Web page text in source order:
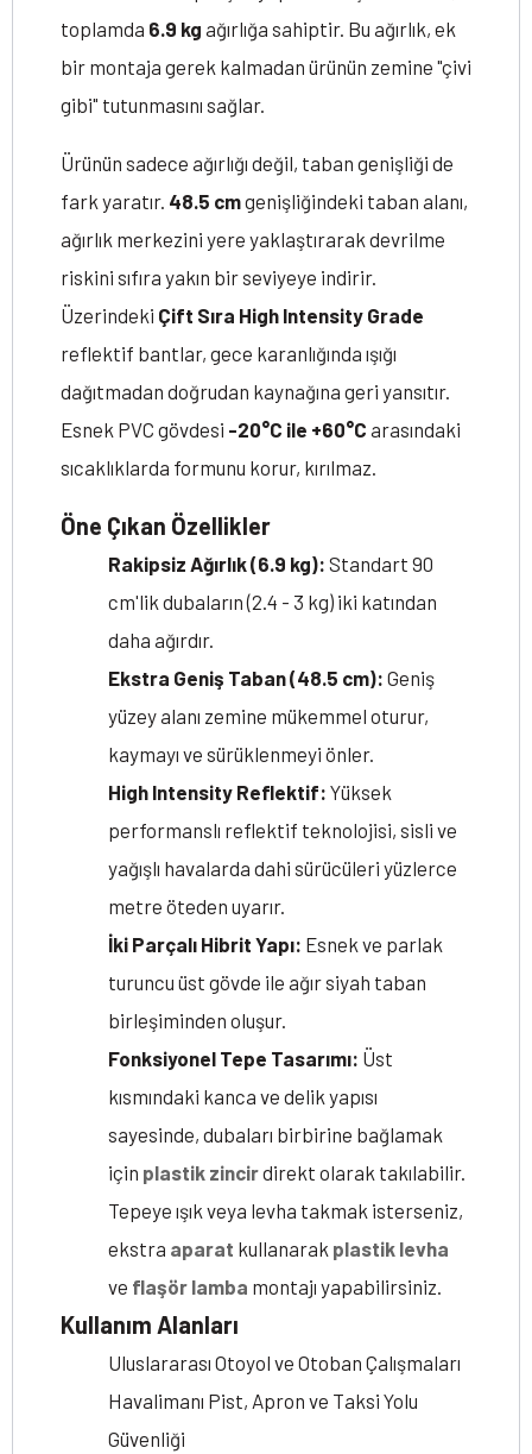
toplamda 6.9 kg ağırlığa sahiptir. Bu ağırlık, ek
bir montaja gerek kalmadan ürünün zemine "çivi
gibi" tutunmasını sağlar.
Ürünün sadece ağırlığı değil, taban genişliği de
fark yaratır. 48.5 cmgenişliğindeki taban alanı,
ağırlık merkezini yere yaklaştırarak devrilme
riskini sıfıra yakın bir seviyeye indirir.
Üzerindeki Çift Sıra High Intensity Grade
reflektif bantlar, gece karanlığında ışığı
dağıtmadan doğrudan kaynağına geri yansıtır.
Esnek PVC gövdesi -20°C ile +60°C arasındaki
sıcaklıklarda formunu korur, kırılmaz.
Öne Çıkan Özellikler
Rakipsiz Ağırlık (6.9 kg): Standart 90
cm'lik dubaların (2.4 - 3 kg) iki katından
daha ağırdır.
Ekstra Geniş Taban (48.5 cm): Geniş
yüzey alanı zemine mükemmel oturur,
kaymayı ve sürüklenmeyi önler.
High Intensity Reflektif: Yüksek
performanslı reflektif teknolojisi, sisli ve
yağışlı havalarda dahi sürücüleri yüzlerce
metre öteden uyarır.
İki Parçalı Hibrit Yapı: Esnek ve parlak
turuncu üst gövde ile ağır siyah taban
birleşiminden oluşur.
Fonksiyonel Tepe Tasarımı: Üst
kısmındaki kanca ve delik yapısı
sayesinde, dubaları birbirine bağlamak
için plastik zincirdirekt olarak takılabilir.
Tepeye ışık veya levha takmak isterseniz,
ekstra aparat kullanarak plastik levha
ve flaşör lamba montajı yapabilirsiniz.
Kullanım Alanları
Uluslararası Otoyol ve Otoban Çalışmaları
Havalimanı Pist, Apron ve Taksi Yolu
Güvenliği